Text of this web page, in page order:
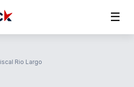
☰
Rio Largo